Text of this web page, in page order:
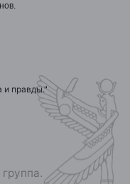
и правды."